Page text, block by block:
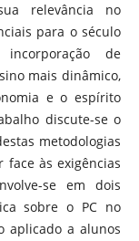
relevância no
para o século
de
mais dinâmico,
e o espírito
discute-se o
metodologias
às exigências
se em dois
sobre o PC no
aplicado a alunos